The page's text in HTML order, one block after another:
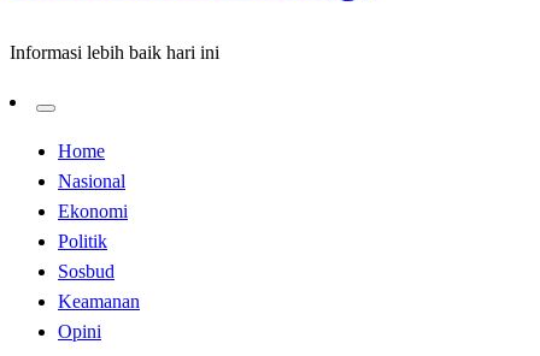
Informasi lebih baik hari ini
Home
Nasional
Ekonomi
Politik
Sosbud
Keamanan
Opini